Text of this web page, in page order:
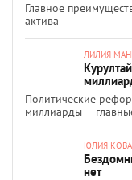
Главное
актива
ЛИЛИЯ
Политические
миллиарды —
ЮЛИЯ
нет